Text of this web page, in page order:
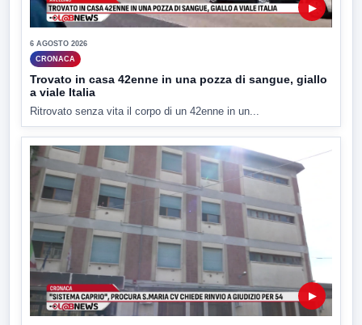
▶
6 AGOSTO 2026
CRONACA
Trovato in casa 42enne in una pozza di sangue, giallo
a viale Italia
Ritrovato senza vita il corpo di un 42enne in un...
▶